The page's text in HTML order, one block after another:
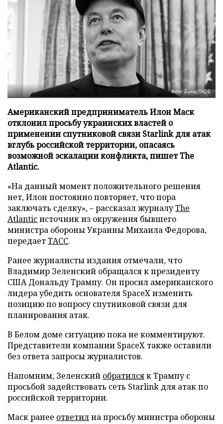
Фото: Zuma/ТАСС
Американский предприниматель Илон Маск
отклонил просьбу украинских властей о
применении спутниковой связи Starlink для атак
вглубь российской территории, опасаясь
возможной эскалации конфликта, пишет The
Atlantic.
«На данный момент положительного решения
нет, Илон постоянно повторяет, что пора
заключать сделку», – рассказал журналуThe
Atlanticисточник из окружения бывшего
министра обороны Украины Михаила Федорова,
передаетТАСС.
Ранее журналисты издания отмечали, что
Владимир Зеленский обращался к президенту
США Дональду Трампу. Он просил американского
лидера убедить основателя SpaceX изменить
позицию по вопросу спутниковой связи для
планирования атак.
В Белом доме ситуацию пока не комментируют.
Представители компании SpaceX также оставили
без ответа запросы журналистов.
Напомним, Зеленский обратилсяк Трампу с
просьбой задействовать сеть Starlink для атак по
российской территории.
Маск ранее ответилна просьбу министра обороны